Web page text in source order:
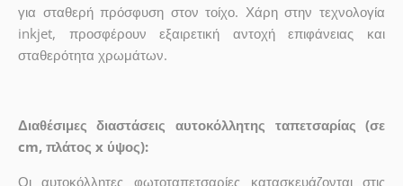
για σταθερή πρόσφυση στον τοίχο. Χάρη στην τεχνολογία
inkjet, προσφέρουν εξαιρετική αντοχή επιφάνειας και
σταθερότητα χρωμάτων.
Διαθέσιμες διαστάσεις αυτοκόλλητης ταπετσαρίας (σε
cm, πλάτος x ύψος):
Οι αυτοκόλλητες φωτοταπετσαρίες κατασκευάζονται στις